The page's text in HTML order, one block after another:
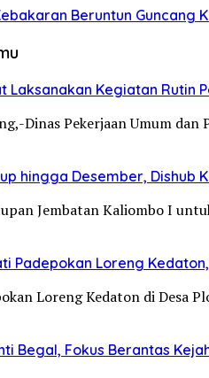
Beruntun Guncang
Laksanakan Kegiatan Rutin
Dinas Pekerjaan Umum
hingga Desember, Dishub
Jembatan Kaliombo I
Padepokan Loreng
Loreng Kedaton di Desa
Begal, Fokus Berantas